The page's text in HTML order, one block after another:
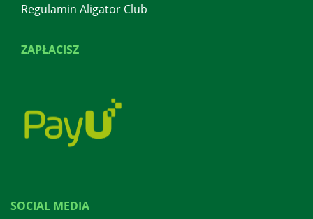
Regulamin Aligator Club
ZAPŁACISZ
SOCIAL MEDIA